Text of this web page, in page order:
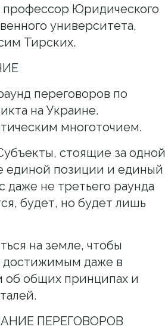
Юридического
университета,
Тирских.
переговоров по
на Украине.
многоточием.
стоящие за одной
единой позиции и единый
не третьего раунда
будет, но будет лишь
на земле, чтобы
достижимым даже в
общих принципах и
ПЕРЕГОВОРОВ